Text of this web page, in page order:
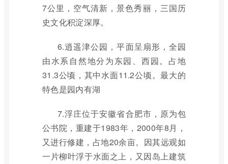
7公里，空气清新，景色秀丽，三国历
史文化积淀深厚。
6.逍遥津公园，平面呈扇形，全园
由水系自然地分为东园、西园。占地
31.3公顷，其中水面11.2公顷。最大的
特色是园内有湖
7.浮庄位于安徽省合肥市，原为包
公书院，重建于1983年，2000年8月，
又进行修建，占地20余亩。因其远观如
一片柳叶浮于水面之上，又因岛上建筑